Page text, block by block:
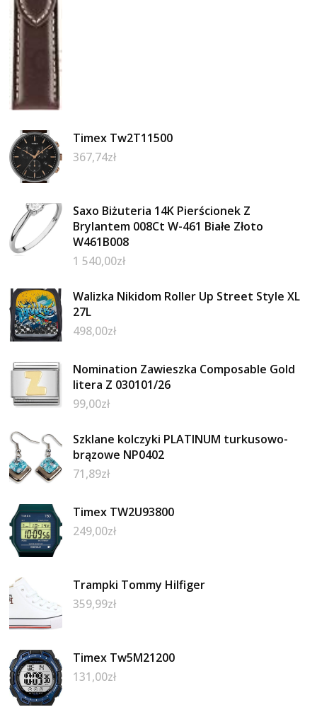
Timex Tw2T11500
367,74zł
Saxo Biżuteria 14K Pierścionek Z
Brylantem 008Ct W-461 Białe Złoto
W461B008
1 540,00zł
Walizka Nikidom Roller Up Street Style XL
27L
498,00zł
Nomination Zawieszka Composable Gold
litera Z 030101/26
99,00zł
Szklane kolczyki PLATINUM turkusowo-
brązowe NP0402
71,89zł
Timex TW2U93800
249,00zł
Trampki Tommy Hilfiger
359,99zł
Timex Tw5M21200
131,00zł